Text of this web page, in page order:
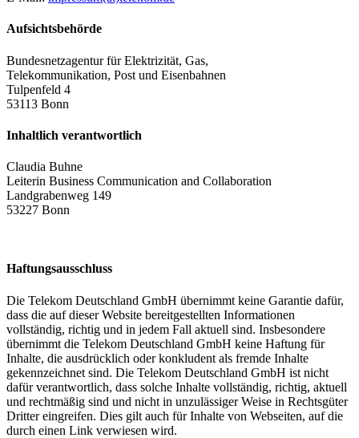
Aufsichtsbehörde
Bundesnetzagentur für Elektrizität, Gas,
Telekommunikation, Post und Eisenbahnen
Tulpenfeld 4
53113 Bonn
Inhaltlich verantwortlich
Claudia Buhne
Leiterin Business Communication and Collaboration
Landgrabenweg 149
53227 Bonn
Haftungsausschluss
Die Telekom Deutschland GmbH übernimmt keine Garantie dafür,
dass die auf dieser Website bereitgestellten Informationen
vollständig, richtig und in jedem Fall aktuell sind. Insbesondere
übernimmt die Telekom Deutschland GmbH keine Haftung für
Inhalte, die ausdrücklich oder konkludent als fremde Inhalte
gekennzeichnet sind. Die Telekom Deutschland GmbH ist nicht
dafür verantwortlich, dass solche Inhalte vollständig, richtig, aktuell
und rechtmäßig sind und nicht in unzulässiger Weise in Rechtsgüter
Dritter eingreifen. Dies gilt auch für Inhalte von Webseiten, auf die
durch einen Link verwiesen wird.